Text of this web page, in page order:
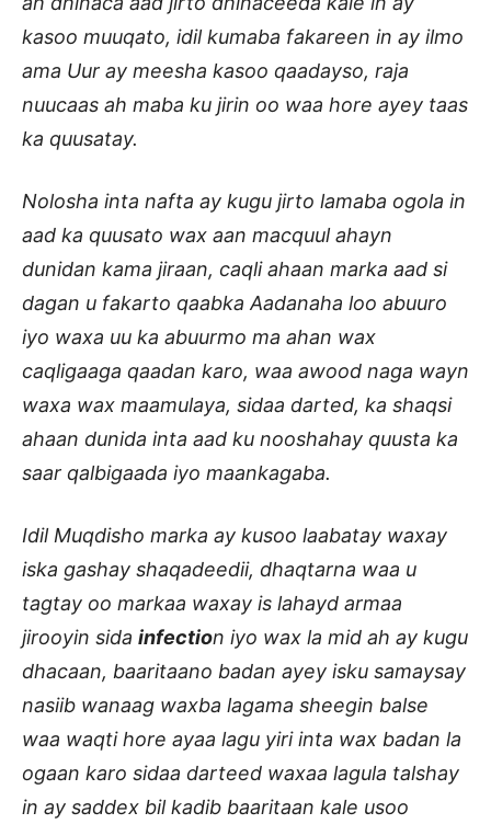
kasoo muuqato, idil kumaba fakareen in ay ilmo
ama Uur ay meesha kasoo qaadayso, raja
nuucaas ah maba ku jirin oo waa hore ayey taas
ka quusatay.
Nolosha inta nafta ay kugu jirto lamaba ogola in
aad ka quusato wax aan macquul ahayn
dunidan kama jiraan, caqli ahaan marka aad si
dagan u fakarto qaabka Aadanaha loo abuuro
iyo waxa uu ka abuurmo ma ahan wax
caqligaaga qaadan karo, waa awood naga wayn
waxa wax maamulaya, sidaa darted, ka shaqsi
ahaan dunida inta aad ku nooshahay quusta ka
saar qalbigaada iyo maankagaba.
Idil Muqdisho marka ay kusoo laabatay waxay
iska gashay shaqadeedii, dhaqtarna waa u
tagtay oo markaa waxay is lahayd armaa
jirooyin sida infection iyo wax la mid ah ay kugu
dhacaan, baaritaano badan ayey isku samaysay
nasiib wanaag waxba lagama sheegin balse
waa waqti hore ayaa lagu yiri inta wax badan la
ogaan karo sidaa darteed waxaa lagula talshay
in ay saddex bil kadib baaritaan kale usoo